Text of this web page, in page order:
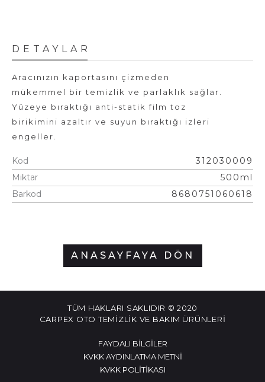
DETAYLAR
Aracınızın kaportasını çizmeden
mükemmel bir temizlik ve parlaklık sağlar.
Yüzeye bıraktığı anti-statik film toz
birikimini azaltır ve suyun bıraktığı izleri
engeller.
Kod
312030009
Miktar
500ml
Barkod
8680751060618
ANASAYFAYA DÖN
TÜM HAKLARI SAKLIDIR © 2020
CARPEX OTO TEMİZLİK VE BAKIM ÜRÜNLERİ
FAYDALI BILGILER
KVKK AYDINLATMA METNI
KVKK POLITIKASI